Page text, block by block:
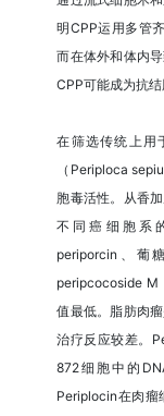
明CPP运用多管
而在体外和体内
CPP可能成为抗结
在筛选传统上用
（Periploca
胞毒活性。从香
不同癌细胞系
periporcin、葡
peripcocoside M
值最低。脂肪肉
治疗反应较差。
872细胞中的
Periplocin在肉瘤